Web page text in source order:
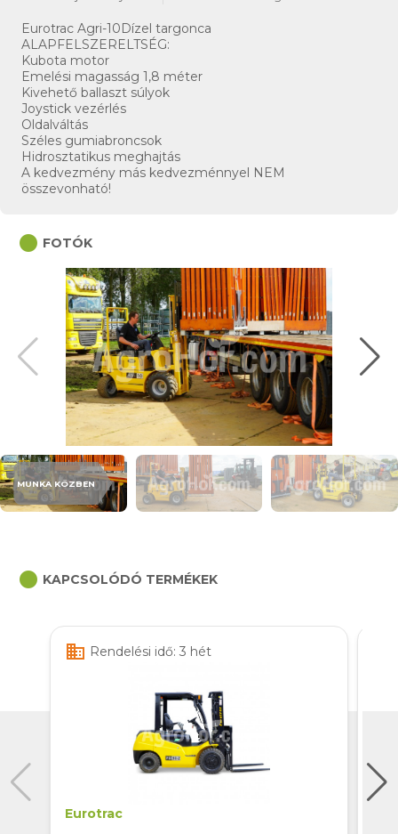
Eurotrac Agri-10Dízel targonca
ALAPFELSZERELTSÉG:
Kubota motor
Emelési magasság 1,8 méter
Kivehető ballaszt súlyok
Joystick vezérlés
Oldalváltás
Széles gumiabroncsok
Hidrosztatikus meghajtás
A kedvezmény más kedvezménnyel NEM
összevonható!
circle FOTÓK
MUNKA KÖZBEN
circle KAPCSOLÓDÓ TERMÉKEK
business Rendelési idő: 3 hét
Eurotrac